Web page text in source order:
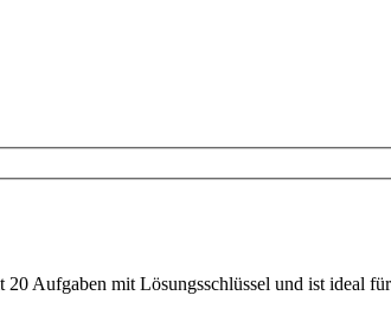
20 Aufgaben mit Lösungsschlüssel und ist ideal